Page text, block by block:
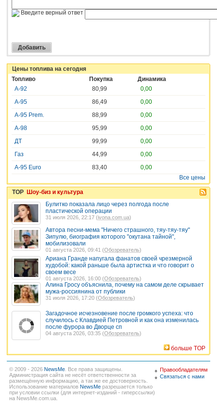
Введите верный ответ
Цены топлива на сегодня
Топливо
Покупка
Динамика
А-92
80,99
0,00
А-95
86,49
0,00
А-95 Prem.
88,99
0,00
А-98
95,99
0,00
ДТ
99,99
0,00
Газ
44,99
0,00
A-95 Euro
83,40
0,00
Все цены
TOP Шоу-биз и культура
Булитко показала лицо через полгода после
пластической операции
31 июля 2026, 22:17 (ivona.com.ua)
Автора песни-мема "Ничего страшного, тяу-тяу-тяу"
Зипулю, биография которого "окутана тайной",
мобилизовали
01 августа 2026, 09:41 (Обозреватель)
Ариана Гранде напугала фанатов своей чрезмерной
худобой: какой раньше была артистка и что говорит о
своем весе
01 августа 2026, 16:00 (Обозреватель)
Алина Гросу объяснила, почему на самом деле скрывает
мужа-россиянина от публики
31 июля 2026, 17:20 (Обозреватель)
Загадочное исчезновение после громкого успеха: что
случилось с Клавдией Петровной и как она изменилась
после фурора во Дворце сп
04 августа 2026, 03:35 (Обозреватель)
больше TOP
© 2009 - 2026 NewsMe . Все права защищены.
Администрация сайта не несёт ответственности за
размещённую информацию, а так же ее достоверность.
Использование материалов NewsMe разрешается только
при условии ссылки (для интернет-изданий - гиперссылки)
на NewsMe.com.ua.
Правообладателям
Связаться с нами